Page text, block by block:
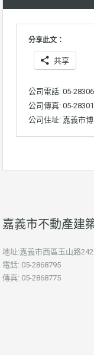
分享此文：
共享
公司電話: 05-
公司傳真: 05-
公司住址: 嘉義市
嘉義市不動產建
地址:嘉義市西區玉山路
電話: 05-2868795
傳真: 05-2868775